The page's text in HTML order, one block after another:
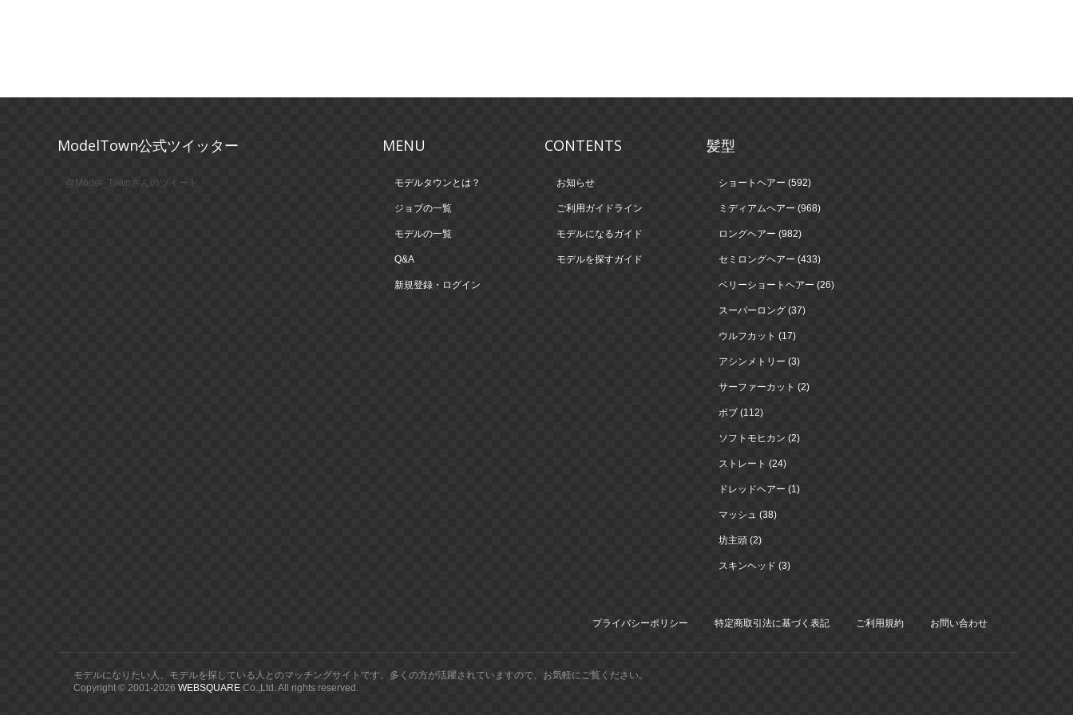
ModelTown公式ツイッター
@Model_Townさんのツイート
MENU
モデルタウンとは？
ジョブの一覧
モデルの一覧
Q&A
新規登録・ログイン
CONTENTS
お知らせ
ご利用ガイドライン
モデルになるガイド
モデルを探すガイド
髪型
ショートヘアー (592)
ミディアムヘアー (968)
ロングヘアー (982)
セミロングヘアー (433)
ベリーショートヘアー (26)
スーパーロング (37)
ウルフカット (17)
アシンメトリー (3)
サーファーカット (2)
ボブ (112)
ソフトモヒカン (2)
ストレート (24)
ドレッドヘアー (1)
マッシュ (38)
坊主頭 (2)
スキンヘッド (3)
プライバシーポリシー 特定商取引法に基づく表記 ご利用規約 お問い合わせ
モデルになりたい人、モデルを探している人とのマッチングサイトです。多くの方が活躍されていますので、お気軽にご覧ください。
Copyright © 2001-2026 WEBSQUARE Co.,Ltd. All rights reserved.